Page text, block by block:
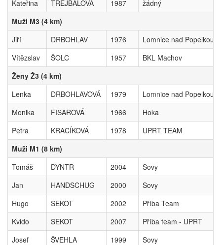
Kateřina
TREJBALOVÁ 1987
žádný
Muži M3 (4 km)
Jiří
DRBOHLAV 1976
Lomnice nad Popelkou
Vítězslav
ŠOLC 1957
BKL Machov
Ženy Ž3 (4 km)
Lenka
DRBOHLAVOVÁ 1979
Lomnice nad Popelkou
Monika
FIŠAROVÁ 1966
Hoka
Petra
KRACÍKOVÁ 1978
UPRT TEAM
Muži M1 (8 km)
Tomáš
DYNTR 2004
Sovy
Jan
HANDSCHUG 2000
Sovy
Hugo
SEKOT 2002
Příba Team
Kvido
SEKOT 2007
Příba team - UPRT
Josef
ŠVEHLA 1999
Sovy